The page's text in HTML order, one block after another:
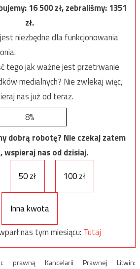
16 500zł, zebraliśmy:1351
zł.
niezbędne dla funkcjonowania
tego jak ważne jest przetrwanie
medialnych? Nie zwlekaj więc,
nas już od teraz.
8%
dobrą robotę? Nie czekaj zatem
wspieraj nas od dzisiaj.
50 zł 100 zł
Inna kwota
nas tym miesiącu: Tutaj
prawną Kancelarii Prawnej Litwin: